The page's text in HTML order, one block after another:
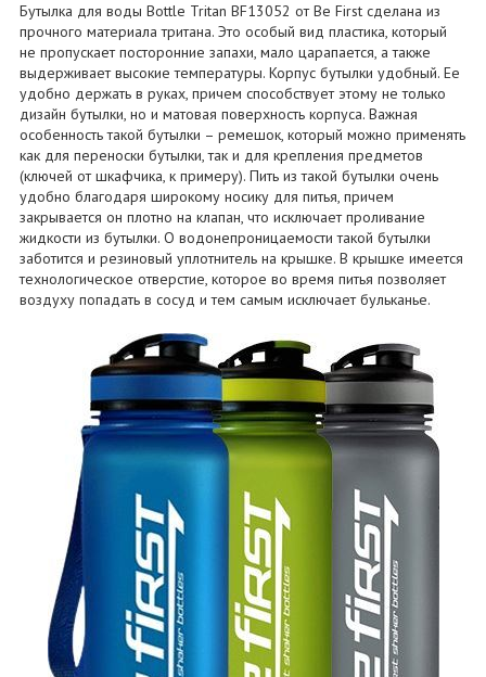
Бутылка для воды Bottle Tritan BF13052 от Be First сделана из
прочного материала тритана. Это особый вид пластика, который
не пропускает посторонние запахи, мало царапается, а также
выдерживает высокие температуры. Корпус бутылки удобный. Ее
удобно держать в руках, причем способствует этому не только
дизайн бутылки, но и матовая поверхность корпуса. Важная
особенность такой бутылки – ремешок, который можно применять
как для переноски бутылки, так и для крепления предметов
(ключей от шкафчика, к примеру). Пить из такой бутылки очень
удобно благодаря широкому носику для питья, причем
закрывается он плотно на клапан, что исключает проливание
жидкости из бутылки. О водонепроницаемости такой бутылки
заботится и резиновый уплотнитель на крышке. В крышке имеется
технологическое отверстие, которое во время питья позволяет
воздуху попадать в сосуд и тем самым исключает бульканье.